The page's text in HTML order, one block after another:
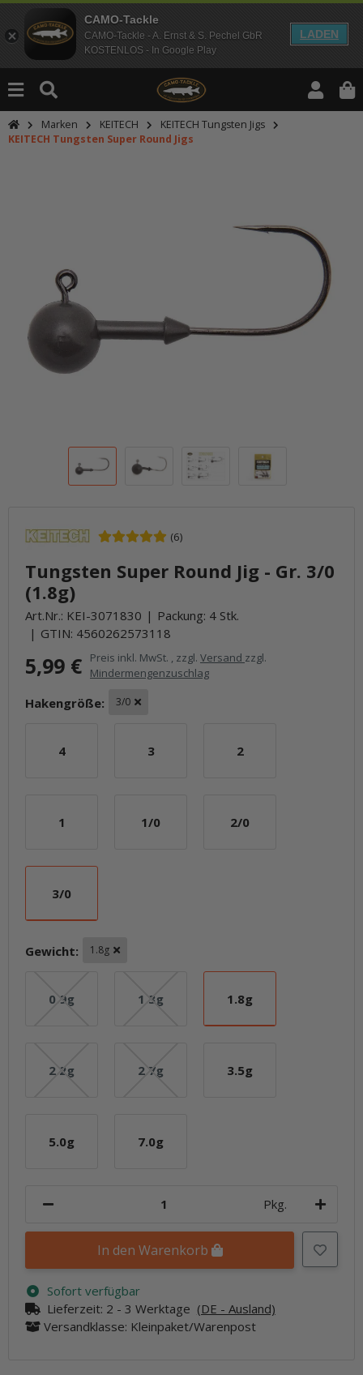
CAMO-Tackle
CAMO-Tackle - A. Ernst & S. Pechel GbR
KOSTENLOS - In Google Play
LADEN
Marken KEITECH
KEITECH Tungsten Jigs
KEITECH Tungsten Super Round Jigs
(6)
Tungsten Super Round Jig - Gr. 3/0
(1.8g)
Art.Nr.: KEI-3071830
Packung: 4 Stk.
GTIN: 4560262573118
5,99 € Preis inkl. MwSt. , zzgl. Versand zzgl.
Mindermengenzuschlag
Hakengröße: 3/0
4
4 3
3 2
2
11 1/0
1/0 2/0
2/0
3/0
3/0
Gewicht: 1.8g
0.9g
0.9g 1.3g
1.3g 1.8g
1.8g
2.2g
2.2g 2.7g
2.7g 3.5g
3.5g
5.0g
5.0g 7.0g
7.0g
Pkg.
In den Warenkorb
Sofort verfügbar
Lieferzeit: 2 - 3 Werktage (DE - Ausland)
Versandklasse: Kleinpaket/Warenpost